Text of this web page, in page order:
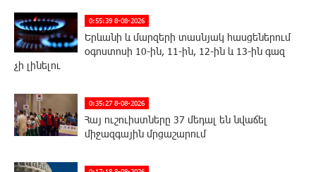
0:55:39 8-08-2026
Երևանի և մարզերի տասնյակ հասցեներում
օգոստոսի 10-ին, 11-ին, 12-ին և 13-ին գազ
չի լինելու
0:35:27 8-08-2026
Հայ ուշուիստները 37 մեդալ են նվաճել
միջազգային մրցաշարում